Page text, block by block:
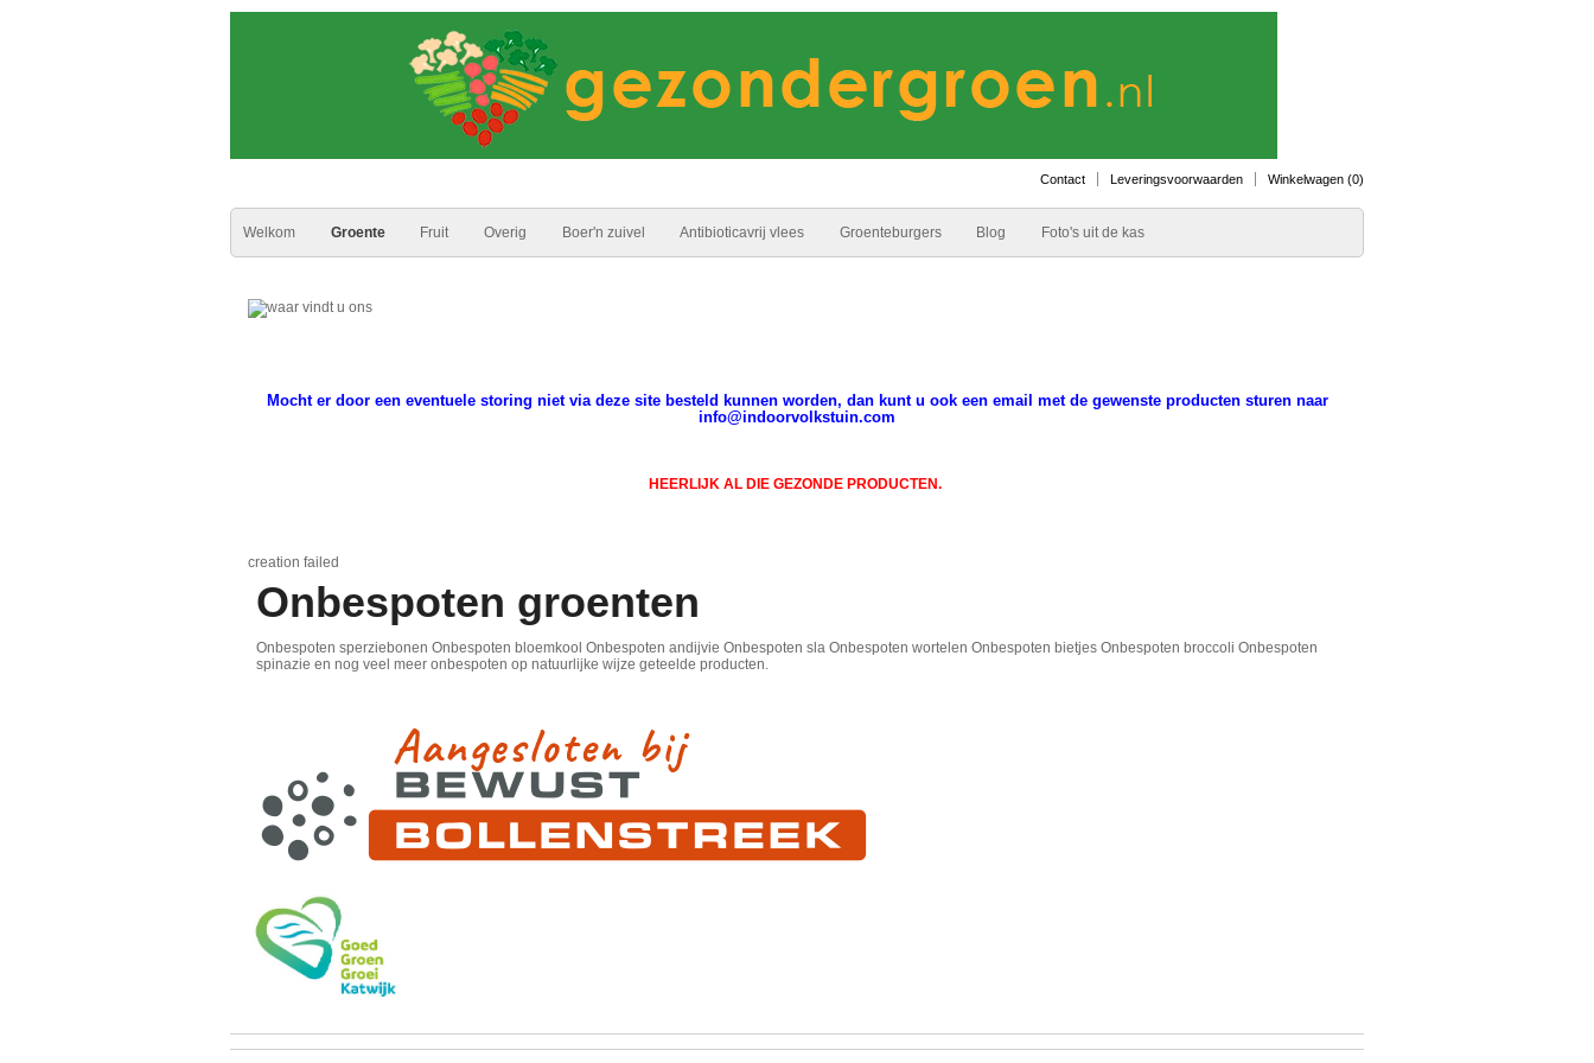
Contact Leveringsvoorwaarden Winkelwagen (0)
Welkom Groente Fruit Overig Boer'n zuivel Antibioticavrij vlees Groenteburgers Blog Foto's uit de kas
Mocht er door een eventuele storing niet via deze site besteld kunnen worden, dan kunt u ook een email met de gewenste producten sturen naar
info@indoorvolkstuin.com
HEERLIJK AL DIE GEZONDE PRODUCTEN.
creation failed
Onbespoten groenten
Onbespoten sperziebonen Onbespoten bloemkool Onbespoten andijvie Onbespoten sla Onbespoten wortelen Onbespoten bietjes Onbespoten broccoli Onbespoten
spinazie en nog veel meer onbespoten op natuurlijke wijze geteelde producten.